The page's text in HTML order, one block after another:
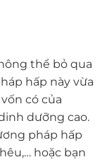
thể bỏ qua
hấp này vừa
có của
dưỡng cao.
pháp hấp
hoặc bạn